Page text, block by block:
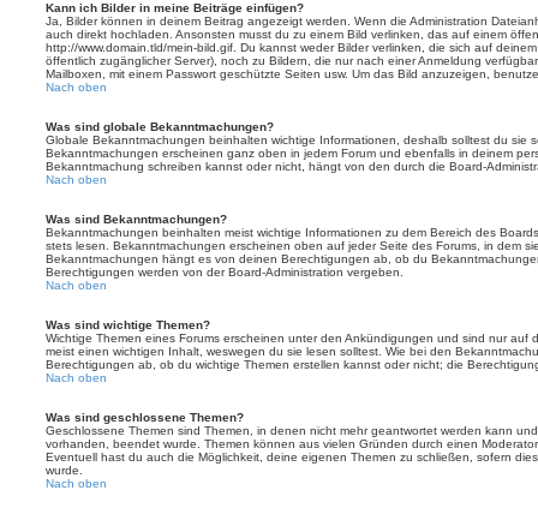
Kann ich Bilder in meine Beiträge einfügen?
Ja, Bilder können in deinem Beitrag angezeigt werden. Wenn die Administration
auch direkt hochladen. Ansonsten musst du zu einem Bild verlinken, das auf einem
http://www.domain.tld/mein-bild.gif. Du kannst weder Bilder verlinken, die sich auf
öffentlich zugänglicher Server), noch zu Bildern, die nur nach einer Anmeldung
Mailboxen, mit einem Passwort geschützte Seiten usw. Um das Bild anzuzeigen,
Nach oben
Was sind globale Bekanntmachungen?
Globale Bekanntmachungen beinhalten wichtige Informationen, deshalb solltest du sie
Bekanntmachungen erscheinen ganz oben in jedem Forum und ebenfalls in deinem
Bekanntmachung schreiben kannst oder nicht, hängt von den durch die Board-
Nach oben
Was sind Bekanntmachungen?
Bekanntmachungen beinhalten meist wichtige Informationen zu dem Bereich des
stets lesen. Bekanntmachungen erscheinen oben auf jeder Seite des Forums, in dem
Bekanntmachungen hängt es von deinen Berechtigungen ab, ob du
Berechtigungen werden von der Board-Administration vergeben.
Nach oben
Was sind wichtige Themen?
Wichtige Themen eines Forums erscheinen unter den Ankündigungen und sind nur auf
meist einen wichtigen Inhalt, weswegen du sie lesen solltest. Wie bei den
Berechtigungen ab, ob du wichtige Themen erstellen kannst oder nicht; die
Nach oben
Was sind geschlossene Themen?
Geschlossene Themen sind Themen, in denen nicht mehr geantwortet werden kann
vorhanden, beendet wurde. Themen können aus vielen Gründen durch einen
Eventuell hast du auch die Möglichkeit, deine eigenen Themen zu schließen, sofern
wurde.
Nach oben